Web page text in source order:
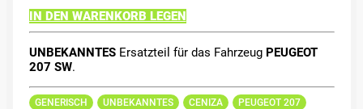
IN DEN WARENKORB LEGEN
UNBEKANNTESErsatzteil für das Fahrzeug PEUGEOT
207 SW.
GENERISCH UNBEKANNTES CENIZA PEUGEOT 207